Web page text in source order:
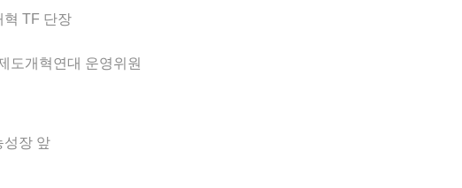
혁 TF 단장
도개혁연대 운영위원
성장 앞